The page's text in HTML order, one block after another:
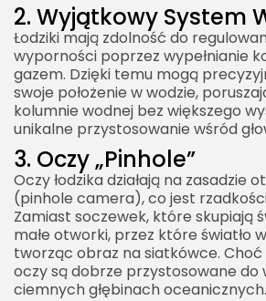
2. Wyjątkowy System
Łodziki mają zdolność do
wyporności poprzez wypełnianie
gazem. Dzięki temu mogą
swoje położenie w wodzie,
kolumnie wodnej bez większego
unikalne przystosowanie wśród
3. Oczy „Pinhole”
Oczy łodzika działają na zasadzie
(pinhole camera), co jest
Zamiast soczewek, które skupiają
małe otworki, przez które światło
tworząc obraz na siatkówce.
oczy są dobrze przystosowane do
ciemnych głębinach oceanicznych.